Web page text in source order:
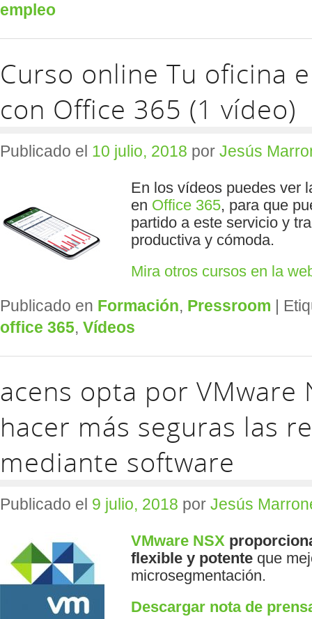
empleo
Curso online Tu oficina
con Office 365 (1 vídeo)
Publicado el 10 julio, 2018 por Jesús
En los vídeos puedes ver
en Office 365, para que
partido a este servicio y
productiva y cómoda.
Mira otros cursos en la
Publicado en Formación, Pressroom
office 365, Vídeos
acens opta por VMware
hacer más seguras las
mediante software
Publicado el 9 julio, 2018 por Jesús
VMware NSX
flexible y potenteque
microsegmentación.
Descargar nota de